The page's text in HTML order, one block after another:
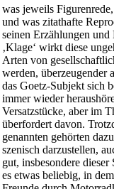
was jeweils
und was zitathafte
seinen Erzählungen
‚Klage‘ wirkt diese
Arten von
werden, überzeugender
das Goetz-Subjekt sich
immer wieder
Versatzstücke, aber im
überfordert davon.
genannten gehörten
szenisch darzustellen,
gut, insbesondere
es etwas beliebig, in